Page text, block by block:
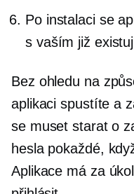
Po instalaci se
s vaším již
Bez ohledu na
aplikaci spustíte a
se muset starat o
hesla pokaždé,
Aplikace má za